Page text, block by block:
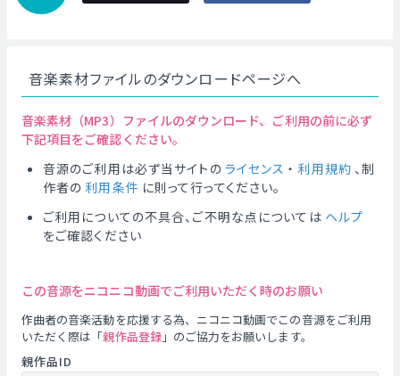
音楽素材ファイルのダウンロードページへ
音楽素材（MP3）ファイルのダウンロード、ご利用の前に必ず
下記項目をご確認ください。
音源のご利用は必ず当サイトの ライセンス ・ 利用規約 、制
作者の 利用条件 に則って行ってください。
ご利用についての不具合、ご不明な点については ヘルプ
をご確認ください
この音源をニコニコ動画でご利用いただく時のお願い
作曲者の音楽活動を応援する為、ニコニコ動画でこの音源をご利用
いただく際は「親作品登録」のご協力をお願いします。
親作品ID